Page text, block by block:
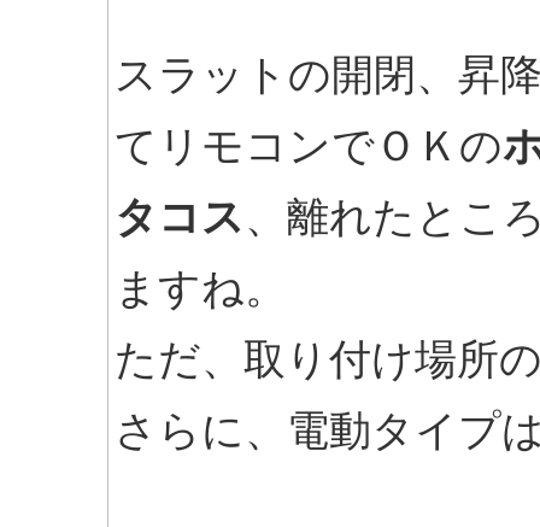
スラットの開閉、昇
てリモコンでＯＫの
タコス、離れたとこ
ますね。
ただ、取り付け場所
さらに、電動タイプ